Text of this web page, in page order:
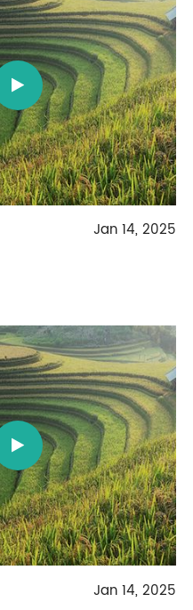
Jan 14, 2025
Jan 14, 2025